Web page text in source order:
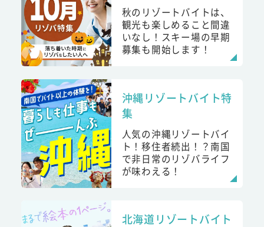
秋のリゾートバイトは、
観光も楽しめること間違
いなし！スキー場の早期
募集も開始します！
沖縄リゾートバイト特
集
人気の沖縄リゾートバイ
ト！移住者続出！？南国
で非日常のリゾバライフ
が味わえる！
北海道リゾートバイト